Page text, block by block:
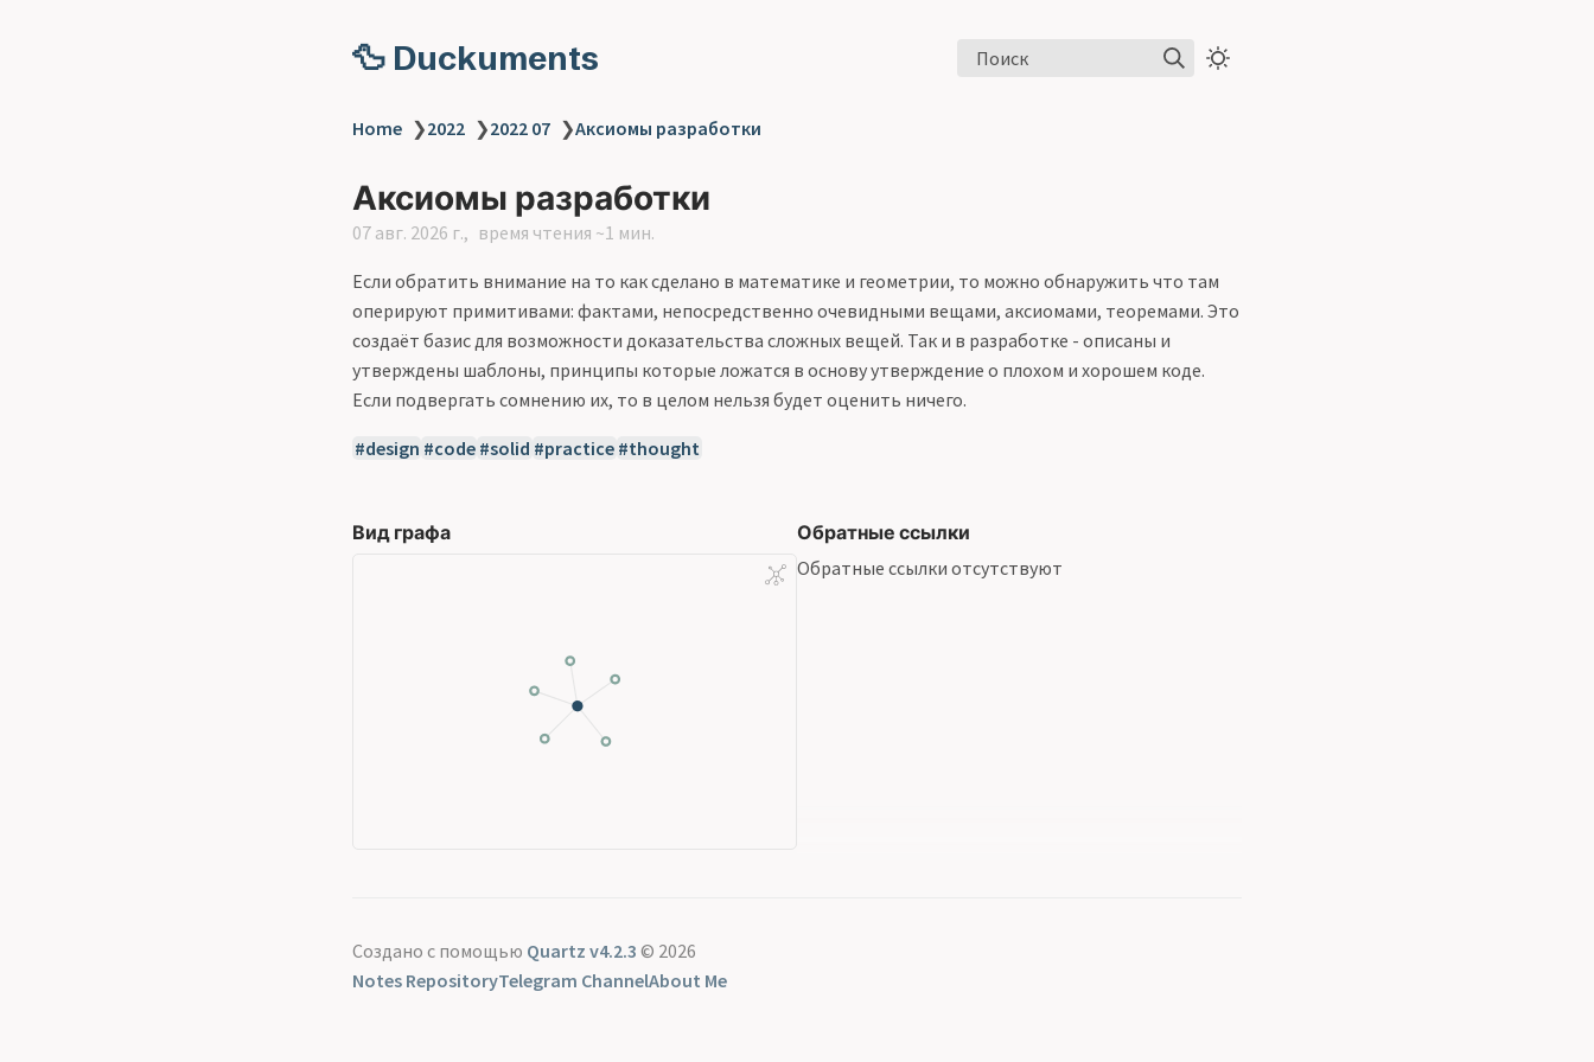
🦆 Duckuments Поиск
Home ❯2022 ❯2022 07 ❯Аксиомы разработки
Аксиомы разработки
07 авг. 2026 г. время чтения ~1 мин.
Если обратить внимание на то как сделано в математике и геометрии, то можно обнаружить что там
оперируют примитивами: фактами, непосредственно очевидными вещами, аксиомами, теоремами. Это
создаёт базис для возможности доказательства сложных вещей. Так и в разработке - описаны и
утверждены шаблоны, принципы которые ложатся в основу утверждение о плохом и хорошем коде.
Если подвергать сомнению их, то в целом нельзя будет оценить ничего.
design code solid practice thought
Вид графа
Обратные ссылки
Обратные ссылки отсутствуют
Создано с помощью Quartz v4.2.3 © 2026
Notes RepositoryTelegram ChannelAbout Me